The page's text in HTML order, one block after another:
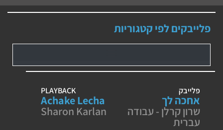
פלייבקים לפי קטגוריות
פלייבק
אחכה לך
שרון קרלן - עבודה
עברית
PLAYBACK
Achake Lecha
Sharon Karlan